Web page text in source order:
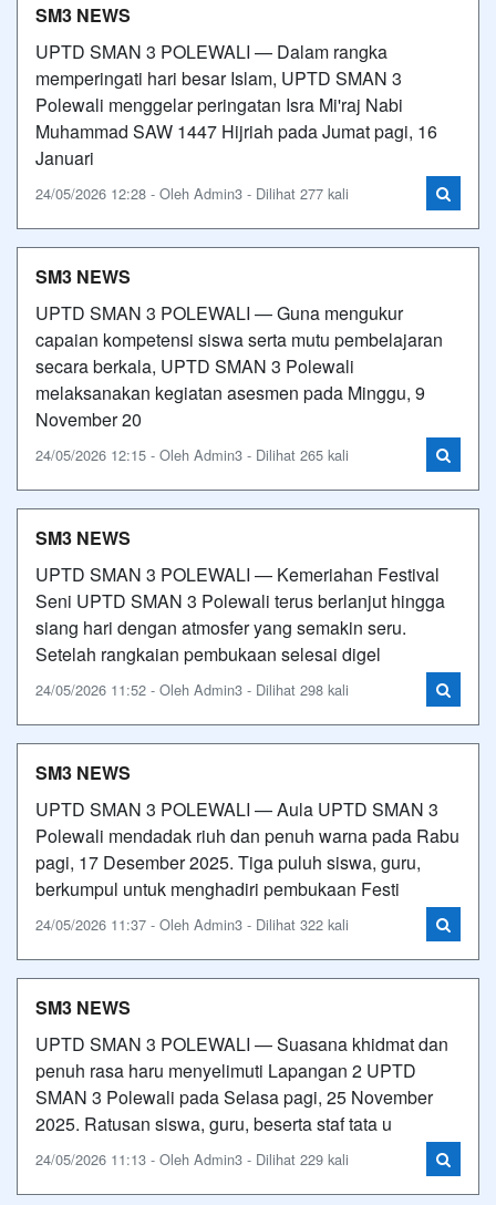
SM3 NEWS
UPTD SMAN 3 POLEWALI — Dalam rangka
memperingati hari besar Islam, UPTD SMAN 3
Polewali menggelar peringatan Isra Mi'raj Nabi
Muhammad SAW 1447 Hijriah pada Jumat pagi, 16
Januari
24/05/2026 12:28 - Oleh Admin3 - Dilihat 277 kali
SM3 NEWS
UPTD SMAN 3 POLEWALI — Guna mengukur
capaian kompetensi siswa serta mutu pembelajaran
secara berkala, UPTD SMAN 3 Polewali
melaksanakan kegiatan asesmen pada Minggu, 9
November 20
24/05/2026 12:15 - Oleh Admin3 - Dilihat 265 kali
SM3 NEWS
UPTD SMAN 3 POLEWALI — Kemeriahan Festival
Seni UPTD SMAN 3 Polewali terus berlanjut hingga
siang hari dengan atmosfer yang semakin seru.
Setelah rangkaian pembukaan selesai digel
24/05/2026 11:52 - Oleh Admin3 - Dilihat 298 kali
SM3 NEWS
UPTD SMAN 3 POLEWALI — Aula UPTD SMAN 3
Polewali mendadak riuh dan penuh warna pada Rabu
pagi, 17 Desember 2025. Tiga puluh siswa, guru,
berkumpul untuk menghadiri pembukaan Festi
24/05/2026 11:37 - Oleh Admin3 - Dilihat 322 kali
SM3 NEWS
UPTD SMAN 3 POLEWALI — Suasana khidmat dan
penuh rasa haru menyelimuti Lapangan 2 UPTD
SMAN 3 Polewali pada Selasa pagi, 25 November
2025. Ratusan siswa, guru, beserta staf tata u
24/05/2026 11:13 - Oleh Admin3 - Dilihat 229 kali